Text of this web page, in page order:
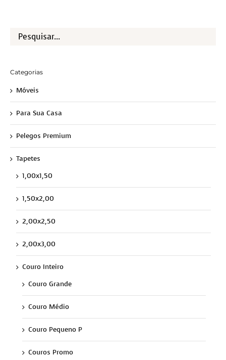
Categorias
Móveis
Para Sua Casa
Pelegos Premium
Tapetes
1,00x1,50
1,50x2,00
2,00x2,50
2,00x3,00
Couro Inteiro
Couro Grande
Couro Médio
Couro Pequeno P
Couros Promo